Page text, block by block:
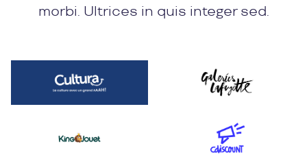
morbi. Ultrices in quis integer sed.